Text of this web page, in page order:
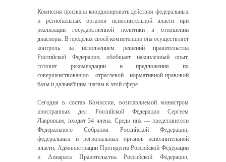
Комиссия призвана координировать действия федеральных
и региональных органов исполнительной власти при
реализации государственной политики в отношении
диаспоры. В пределах своей компетенции она осуществляет
контроль за исполнением решений правительства
Российской Федерации, обобщает накопленный опыт,
готовит рекомендации и предложения по
совершенствованию отраслевой нормативной-правовой
базы и дальнейшим шагам в этой сфере.
Сегодня в состав Комиссии, возглавляемой министром
иностранных дел Российской Федерации Сергеем
Лавровым, входят 34 члена. Среди них — представители
Федерального Собрания Российской Федерации,
федеральных и региональных органов исполнительной
власти, Администрации Президента Российской Федерации
и Аппарата Правительства Российской Федерации,